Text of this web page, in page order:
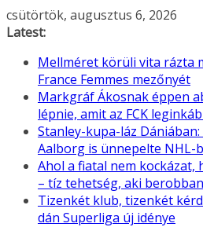
Skip
to
csütörtök, augusztus 6, 2026
Latest:
Mellméret körüli vita rázta
France Femmes mezőnyét
Markgráf Ákosnak éppen
lépnie, amit az FCK
Stanley-kupa-láz
Aalborg is ünnepelte NHL-
Ahol a fiatal nem kockázat,
– tíz tehetség, aki
Tizenkét klub, tizenkét
dán Superliga új idénye